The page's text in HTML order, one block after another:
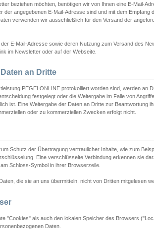
beziehen möchten, benötigen wir von Ihnen eine E-Mail-
der angegebenen E-Mail-Adresse sind und mit dem Empfang
verwenden wir ausschließlich für den Versand der
E-Mail-Adresse sowie deren Nutzung zum Versand des
im Newsletter oder auf der Webseite.
an Dritte
PEGELONLINE protokolliert worden sind, werden an
festgelegt oder die Weitergabe im Falle von
ist. Eine Weitergabe der Daten an Dritte zur Beantwortung
oder zu kommerziellen Zwecken erfolgt nicht.
Schutz der Übertragung vertraulicher Inhalte, wie zum
Eine verschlüsselte Verbindung erkennen sie
Schloss-Symbol in ihrer Browserzeile.
die sie an uns übermitteln, nicht von Dritten mitgelesen
"Cookies" als auch den lokalen Speicher des Browsers
Daten.